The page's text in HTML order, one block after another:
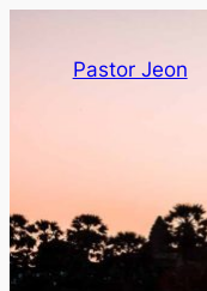
Pastor Jeon